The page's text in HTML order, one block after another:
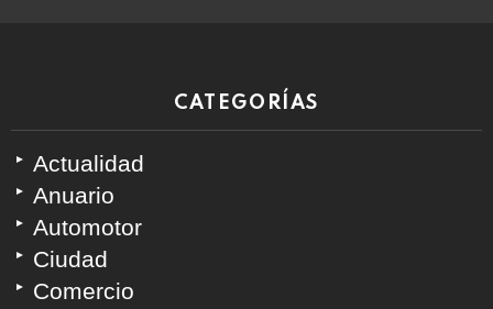
CATEGORÍAS
Actualidad
Anuario
Automotor
Ciudad
Comercio